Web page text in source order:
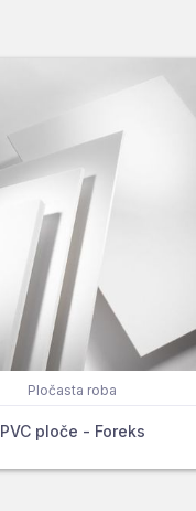
Pločasta roba
PVC ploče - Foreks